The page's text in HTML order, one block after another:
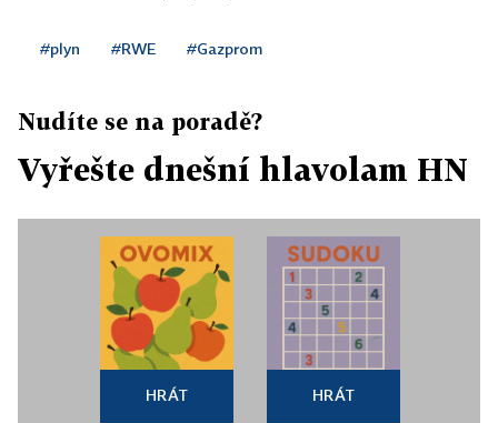
#plyn #RWE #Gazprom
Nudíte se na poradě?
Vyřešte dnešní hlavolam HN
HRÁT HRÁT